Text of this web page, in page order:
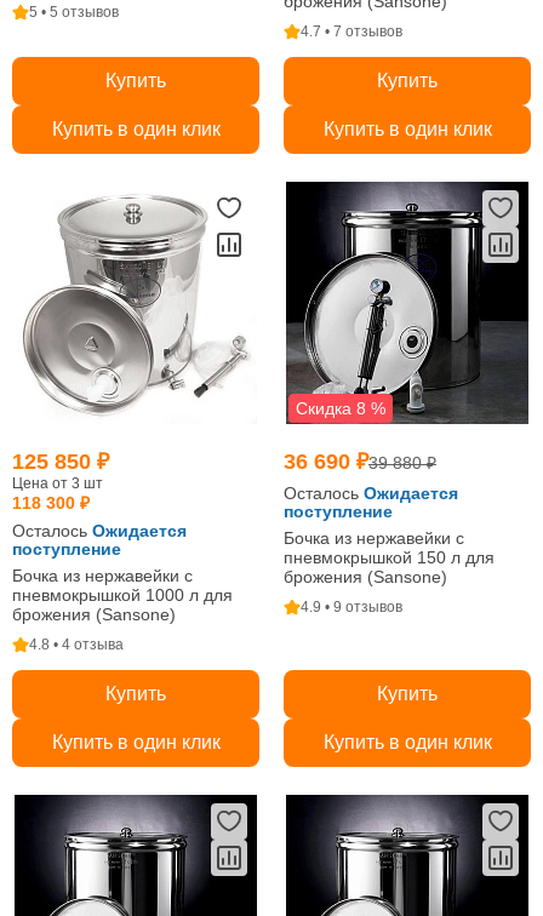
5 • 5 отзывов
Купить
Купить в один клик
4.7 • 7 отзывов
Купить
Купить в один клик
125 850 ₽
Цена от 3 шт
118 300 ₽
Осталось Ожидается
поступление
Бочка из нержавейки с
пневмокрышкой 1000 л для
брожения (Sansone)
4.8 • 4 отзыва
Купить
Купить в один клик
Скидка 8 %
36 690 ₽39 880 ₽
Осталось Ожидается
поступление
Бочка из нержавейки с
пневмокрышкой 150 л для
брожения (Sansone)
4.9 • 9 отзывов
Купить
Купить в один клик